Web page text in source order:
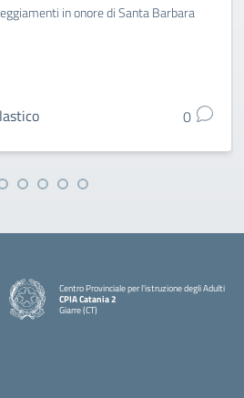
in onore di Santa Barbara
0
Centro Provinciale per l'istruzione degli Adulti
CPIA Catania 2
Giarre (CT)